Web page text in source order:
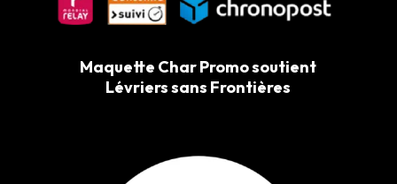
Maquette Char Promo soutient
Lévriers sans Frontières